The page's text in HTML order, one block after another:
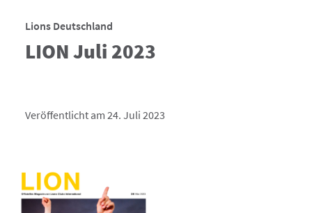
Lions Deutschland
LION Juli 2023
Veröffentlicht am 24. Juli 2023